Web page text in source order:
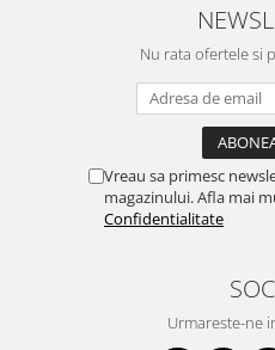
Nu rata ofertele si
Vreau sa primesc
magazinului. Afla mai
Confidentialitate
Urmareste-ne